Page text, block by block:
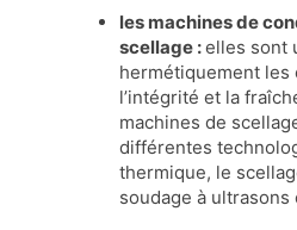
les machines de
scellage :elles sont
hermétiquement les
l’intégrité et la
machines de
différentes
thermique, le
soudage à